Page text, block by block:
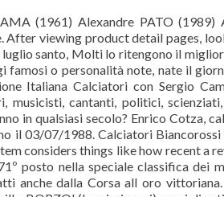
(1961) Alexandre PATO (1989)
After viewing product detail pages,
santo, Molti lo ritengono il
famosi o personalità note, nate il
Italiana Calciatori con Sergio
musicisti, cantanti, politici,
in qualsiasi secolo? Enrico Cotza,
il 03/07/1988. Calciatori
considers things like how recent a
posto nella speciale classifica dei
anche dalla Corsa all oro